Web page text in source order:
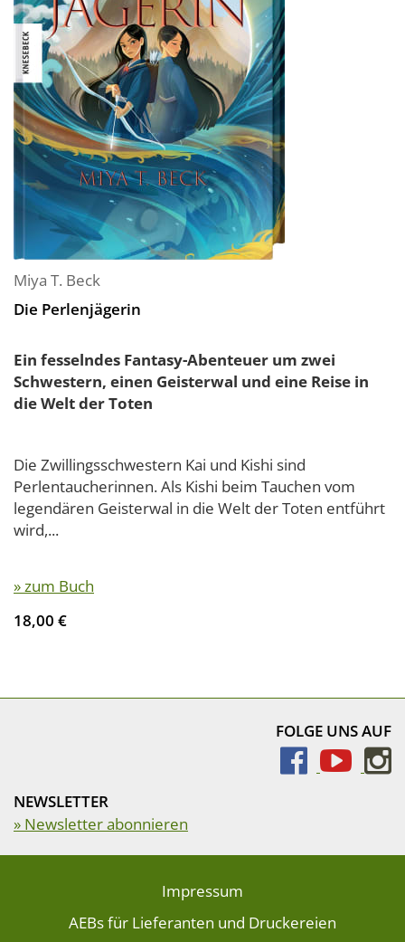
Miya T. Beck
Die Perlenjägerin
Ein fesselndes Fantasy-Abenteuer um zwei
Schwestern, einen Geisterwal und eine Reise in
die Welt der Toten
Die Zwillingsschwestern Kai und Kishi sind
Perlentaucherinnen. Als Kishi beim Tauchen vom
legendären Geisterwal in die Welt der Toten entführt
wird,...
» zum Buch
18,00 €
FOLGE UNS AUF
NEWSLETTER
» Newsletter abonnieren
Impressum
AEBs für Lieferanten und Druckereien